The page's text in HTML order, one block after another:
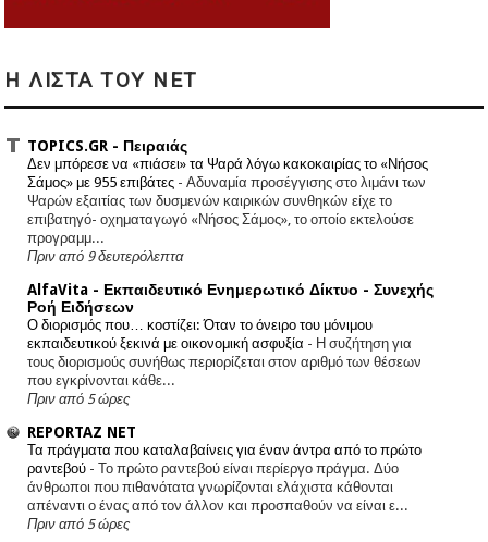
Η ΛΙΣΤΑ ΤΟΥ NET
TOPICS.GR - Πειραιάς
Δεν μπόρεσε να «πιάσει» τα Ψαρά λόγω κακοκαιρίας το «Νήσος
Σάμος» με 955 επιβάτες -Αδυναμία προσέγγισης στο λιμάνι των
Ψαρών εξαιτίας των δυσμενών καιρικών συνθηκών είχε το
επιβατηγό- οχηματαγωγό «Νήσος Σάμος», το οποίο εκτελούσε
προγραμμ...
Πριν από 9 δευτερόλεπτα
AlfaVita - Εκπαιδευτικό Ενημερωτικό Δίκτυο - Συνεχής
Ροή Ειδήσεων
Ο διορισμός που… κοστίζει: Όταν το όνειρο του μόνιμου
εκπαιδευτικού ξεκινά με οικονομική ασφυξία - Η συζήτηση για
τους διορισμούς συνήθως περιορίζεται στον αριθμό των θέσεων
που εγκρίνονται κάθε...
Πριν από 5 ώρες
REPORTAZ NET
Τα πράγματα που καταλαβαίνεις για έναν άντρα από το πρώτο
ραντεβού -Το πρώτο ραντεβού είναι περίεργο πράγμα. Δύο
άνθρωποι που πιθανότατα γνωρίζονται ελάχιστα κάθονται
απέναντι ο ένας από τον άλλον και προσπαθούν να είναι ε...
Πριν από 5 ώρες